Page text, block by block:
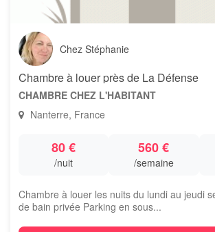
Chez Stéphanie
Chambre à louer près de La Défense
CHAMBRE CHEZ L'HABITANT
Nanterre, France
80 €
/nuit
560 €
/semaine
Chambre à louer les nuits du lundi au jeudi
de bain privée Parking en sous...